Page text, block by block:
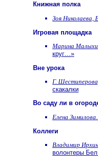
Книжная полка
Зоя Николаева,
Игровая площадка
Марина
круг…»
Вне урока
Г.
скакалки
Во саду ли в
Елена Зимилова.
Коллеги
Владимир
волонтеры